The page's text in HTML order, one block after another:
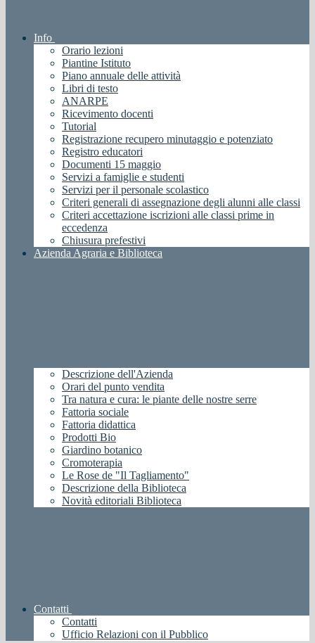
Info
Orario lezioni
Piantine Istituto
Piano annuale delle attività
Libri di testo
ANARPE
Ricevimento docenti
Tutorial
Registrazione recupero minutaggio e potenziato
Registro educatori
Documenti 15 maggio
Servizi a famiglie e studenti
Servizi per il personale scolastico
Criteri generali di assegnazione degli alunni alle classi
Criteri accettazione iscrizioni alle classi prime in
eccedenza
Chiusura prefestivi
Azienda Agraria e Biblioteca
Descrizione dell'Azienda
Orari del punto vendita
Tra natura e cura: le piante delle nostre serre
Fattoria sociale
Fattoria didattica
Prodotti Bio
Giardino botanico
Cromoterapia
Le Rose de "Il Tagliamento"
Descrizione della Biblioteca
Novità editoriali Biblioteca
Contatti
Contatti
Ufficio Relazioni con il Pubblico